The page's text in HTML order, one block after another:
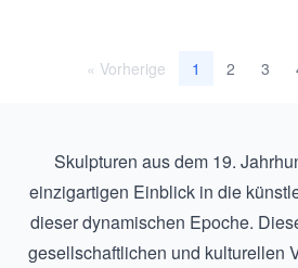
« Vorherige 1 2 3
Skulpturen aus dem 19.
einzigartigen Einblick in die
dieser dynamischen Epoche.
gesellschaftlichen und kulturellen